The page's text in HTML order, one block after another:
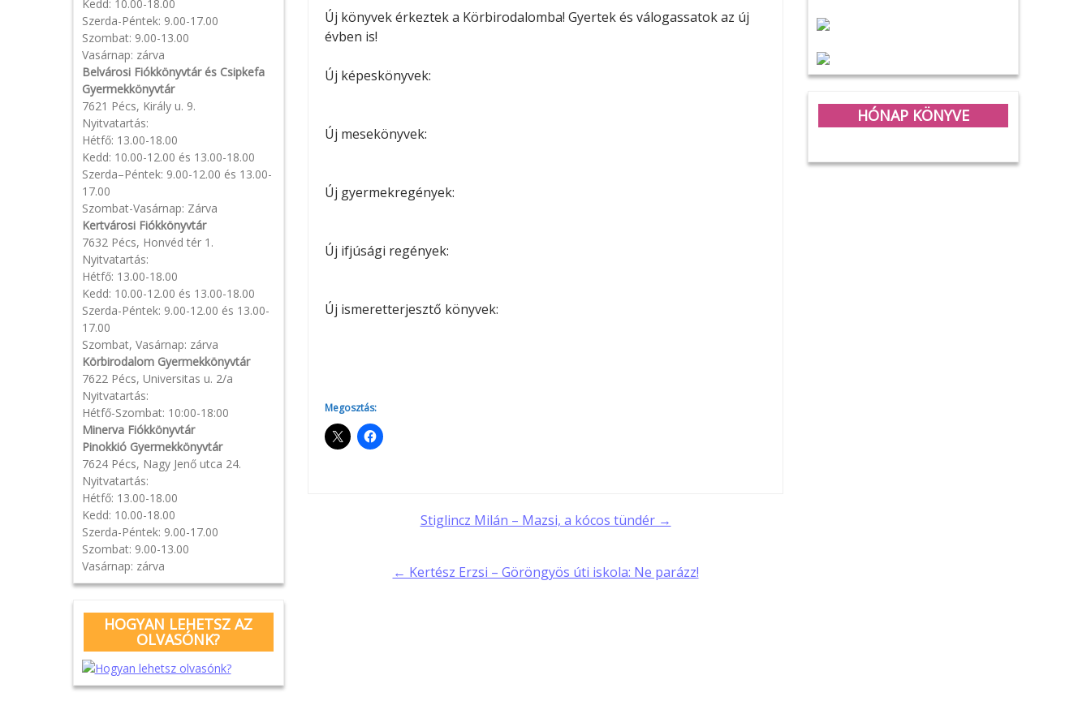
Minerva Fiókkönyvtár
Kedd: 10.00-18.00
Szerda-Péntek: 9.00-17.00
Szombat: 9.00-13.00
Vasárnap: zárva
Belvárosi Fiókkönyvtár és Csipkefa
Gyermekkönyvtár
7621 Pécs, Király u. 9.
Nyitvatartás:
Hétfő: 13.00-18.00
Kedd: 10.00-12.00 és 13.00-18.00
Szerda–Péntek: 9.00-12.00 és 13.00-
17.00
Szombat-Vasárnap: Zárva
Kertvárosi Fiókkönyvtár
7632 Pécs, Honvéd tér 1.
Nyitvatartás:
Hétfő: 13.00-18.00
Kedd: 10.00-12.00 és 13.00-18.00
Szerda-Péntek: 9.00-12.00 és 13.00-
17.00
Szombat, Vasárnap: zárva
Körbirodalom Gyermekkönyvtár
7622 Pécs, Universitas u. 2/a
Nyitvatartás:
Hétfő-Szombat: 10:00-18:00
Minerva Fiókkönyvtár
Pinokkió Gyermekkönyvtár
7624 Pécs, Nagy Jenő utca 24.
Nyitvatartás:
Hétfő: 13.00-18.00
Kedd: 10.00-18.00
Szerda-Péntek: 9.00-17.00
Szombat: 9.00-13.00
Vasárnap: zárva
HOGYAN LEHETSZ AZ
OLVASÓNK?
HÓNAP KÖNYVE
Új könyvek érkeztek a Körbirodalomba! Gyertek és válogassatok az új
évben is!
Új képeskönyvek:
Új mesekönyvek:
Új gyermekregények:
Új ifjúsági regények:
Új ismeretterjesztő könyvek:
Megosztás:
navigation
Stiglincz Milán – Mazsi, a kócos tündér →
← Kertész Erzsi – Göröngyös úti iskola: Ne parázz!